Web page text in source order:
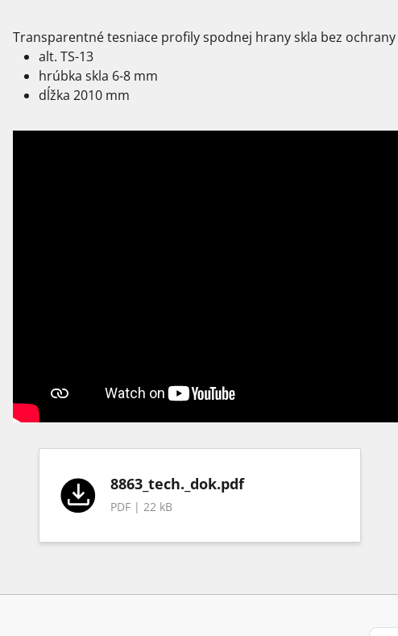
Transparentné tesniace profily spodnej hrany skla bez
alt. TS-13
hrúbka skla 6-8 mm
dĺžka 2010 mm
8863_tech._dok.pdf
PDF | 22 kB